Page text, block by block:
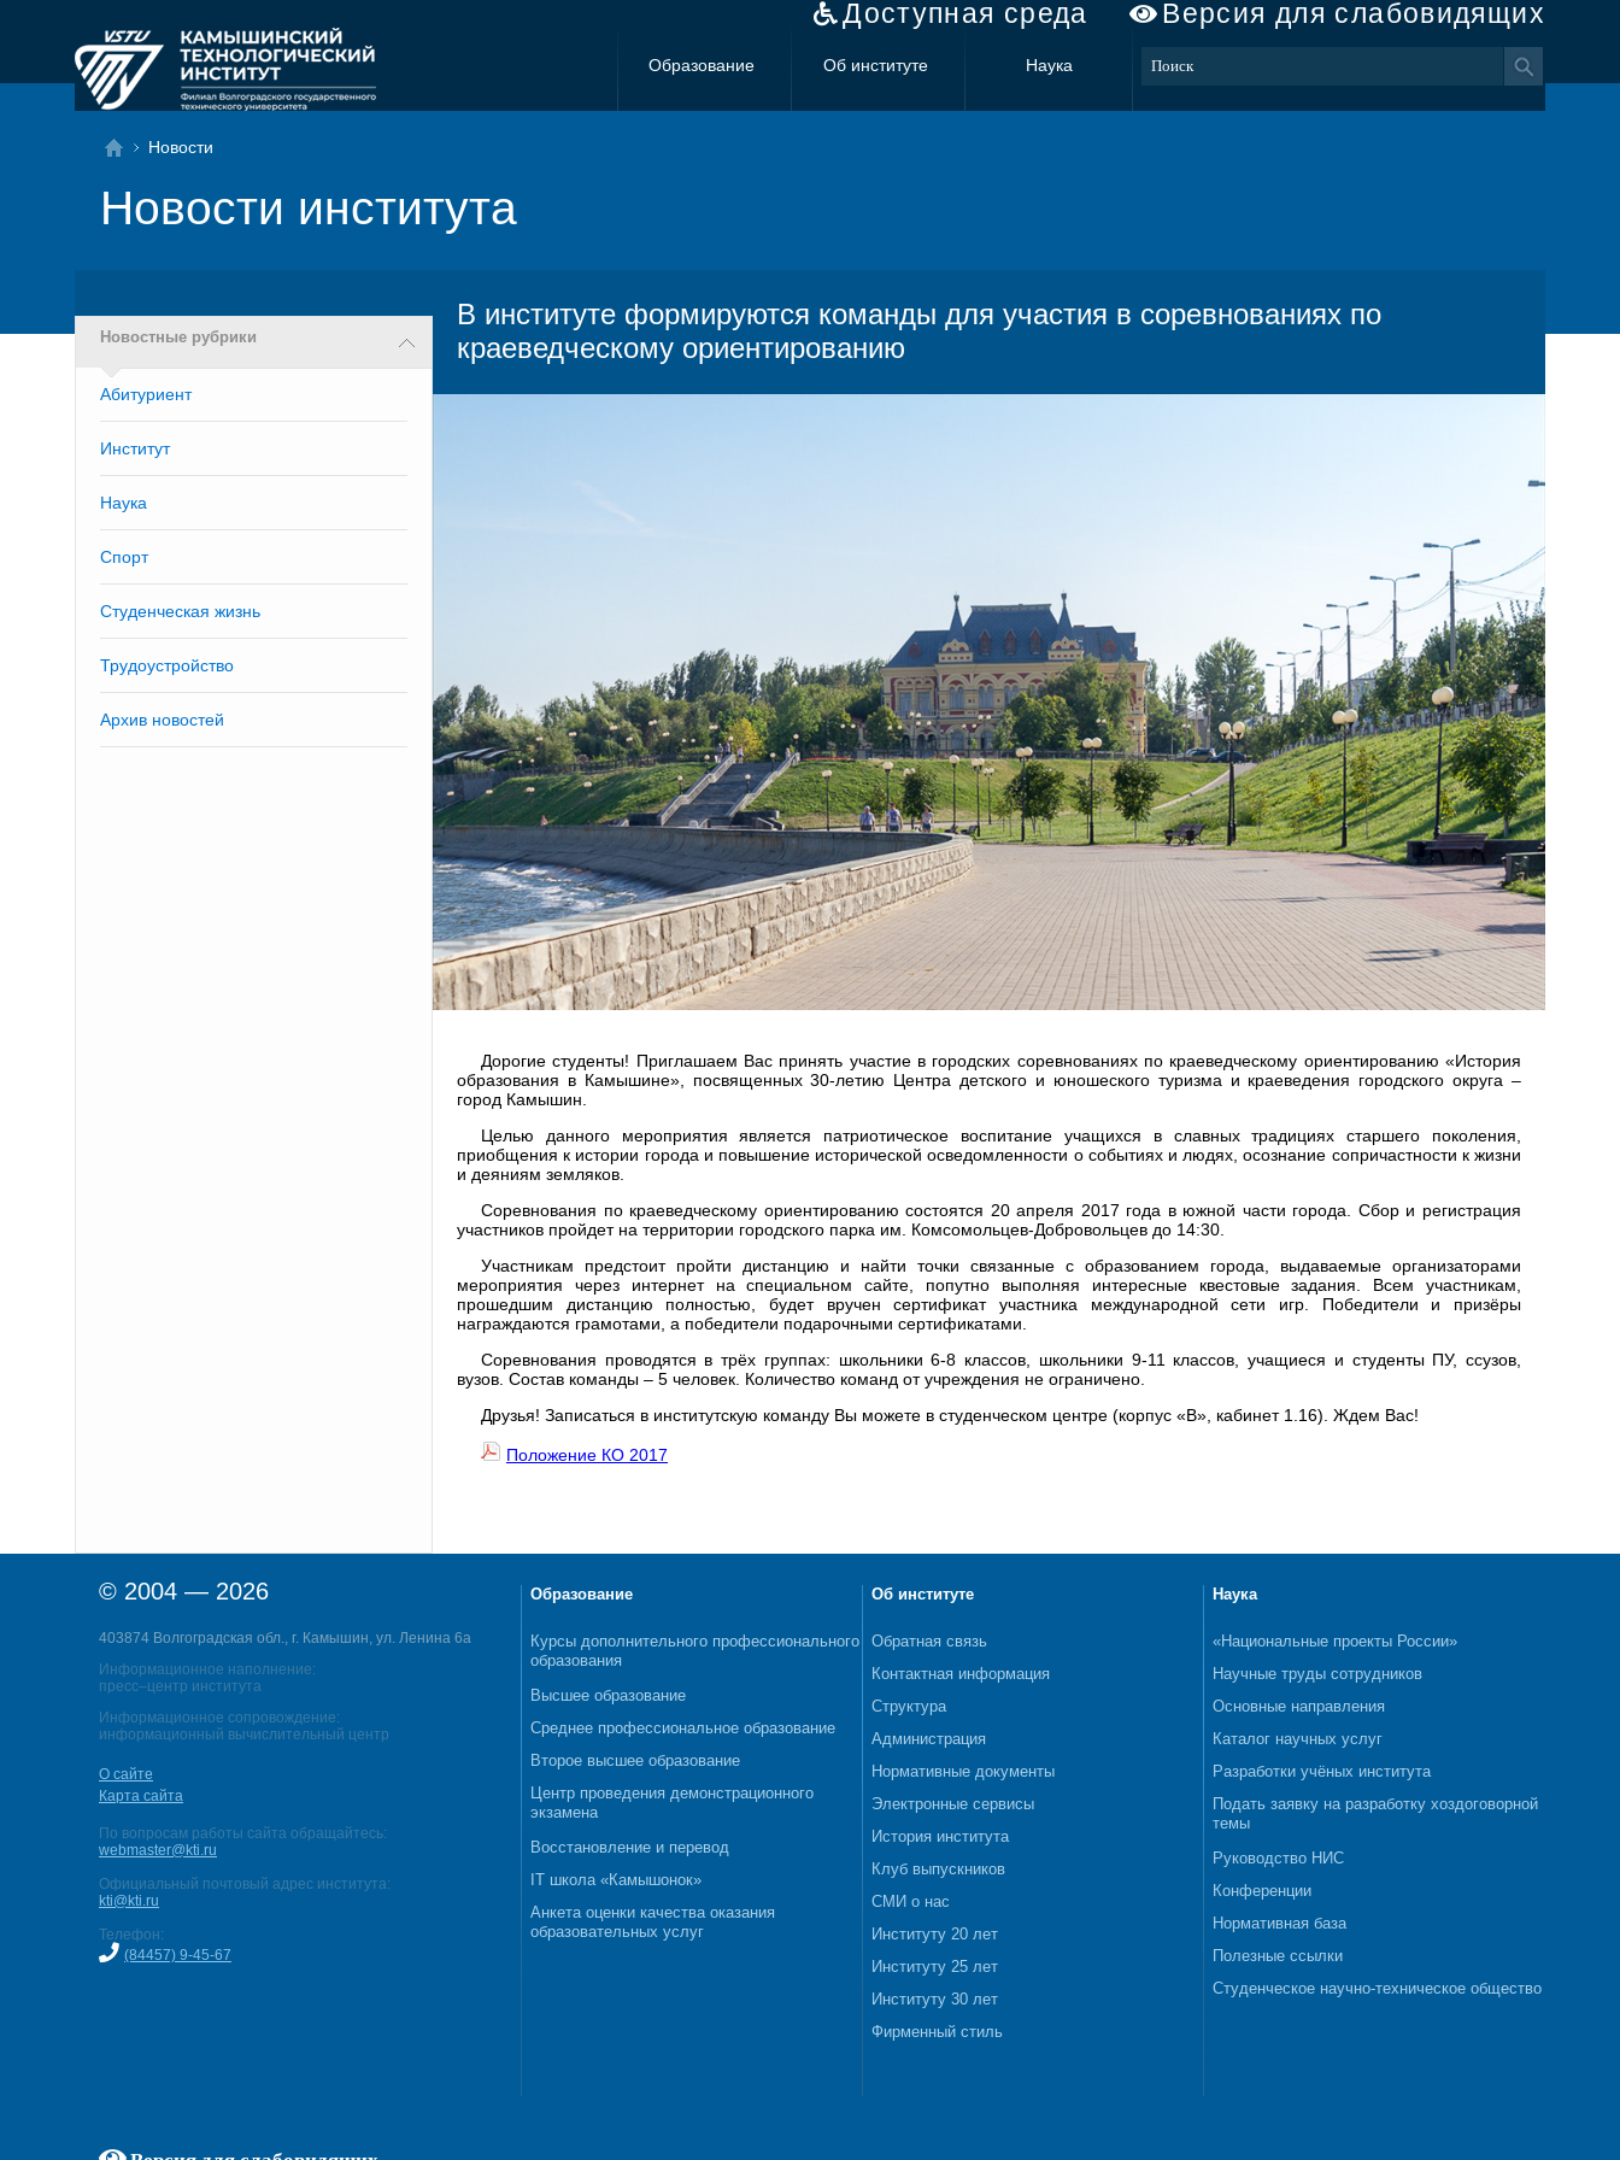
Доступная среда Версия для слабовидящих
Образование Об институте Наука
Новости
Новости института
Новостные рубрики
Абитуриент
Институт
Наука
Спорт
Студенческая жизнь
Трудоустройство
Архив новостей
В институте формируются команды для участия в соревнованиях по
краеведческому ориентированию
Дорогие студенты! Приглашаем Вас принять участие в городских соревнованиях по краеведческому ориентированию «История
образования в Камышине», посвященных 30-летию Центра детского и юношеского туризма и краеведения городского округа –
город Камышин.
Целью данного мероприятия является патриотическое воспитание учащихся в славных традициях старшего поколения,
приобщения к истории города и повышение исторической осведомленности о событиях и людях, осознание сопричастности к жизни
и деяниям земляков.
Соревнования по краеведческому ориентированию состоятся 20 апреля 2017 года в южной части города. Сбор и регистрация
участников пройдет на территории городского парка им. Комсомольцев-Добровольцев до 14:30.
Участникам предстоит пройти дистанцию и найти точки связанные с образованием города, выдаваемые организаторами
мероприятия через интернет на специальном сайте, попутно выполняя интересные квестовые задания. Всем участникам,
прошедшим дистанцию полностью, будет вручен сертификат участника международной сети игр. Победители и призёры
награждаются грамотами, а победители подарочными сертификатами.
Соревнования проводятся в трёх группах: школьники 6-8 классов, школьники 9-11 классов, учащиеся и студенты ПУ, ссузов,
вузов. Состав команды – 5 человек. Количество команд от учреждения не ограничено.
Друзья! Записаться в институтскую команду Вы можете в студенческом центре (корпус «В», кабинет 1.16). Ждем Вас!
Положение КО 2017
© 2004 — 2026
403874 Волгоградская обл., г. Камышин, ул. Ленина 6а
Информационное наполнение:
пресс–центр института
Информационное сопровождение:
информационный вычислительный центр
О сайте
Карта сайта
По вопросам работы сайта обращайтесь:
webmaster@kti.ru
Официальный почтовый адрес института:
kti@kti.ru
Телефон:
(84457) 9-45-67
Образование
Курсы дополнительного профессионального
образования
Высшее образование
Среднее профессиональное образование
Второе высшее образование
Центр проведения демонстрационного
экзамена
Восстановление и перевод
IT школа «Камышонок»
Анкета оценки качества оказания
образовательных услуг
Об институте
Обратная связь
Контактная информация
Структура
Администрация
Нормативные документы
Электронные сервисы
История института
Клуб выпускников
СМИ о нас
Институту 20 лет
Институту 25 лет
Институту 30 лет
Фирменный стиль
Наука
«Национальные проекты России»
Научные труды сотрудников
Основные направления
Каталог научных услуг
Разработки учёных института
Подать заявку на разработку хоздоговорной
темы
Руководство НИС
Конференции
Нормативная база
Полезные ссылки
Студенческое научно-техническое общество